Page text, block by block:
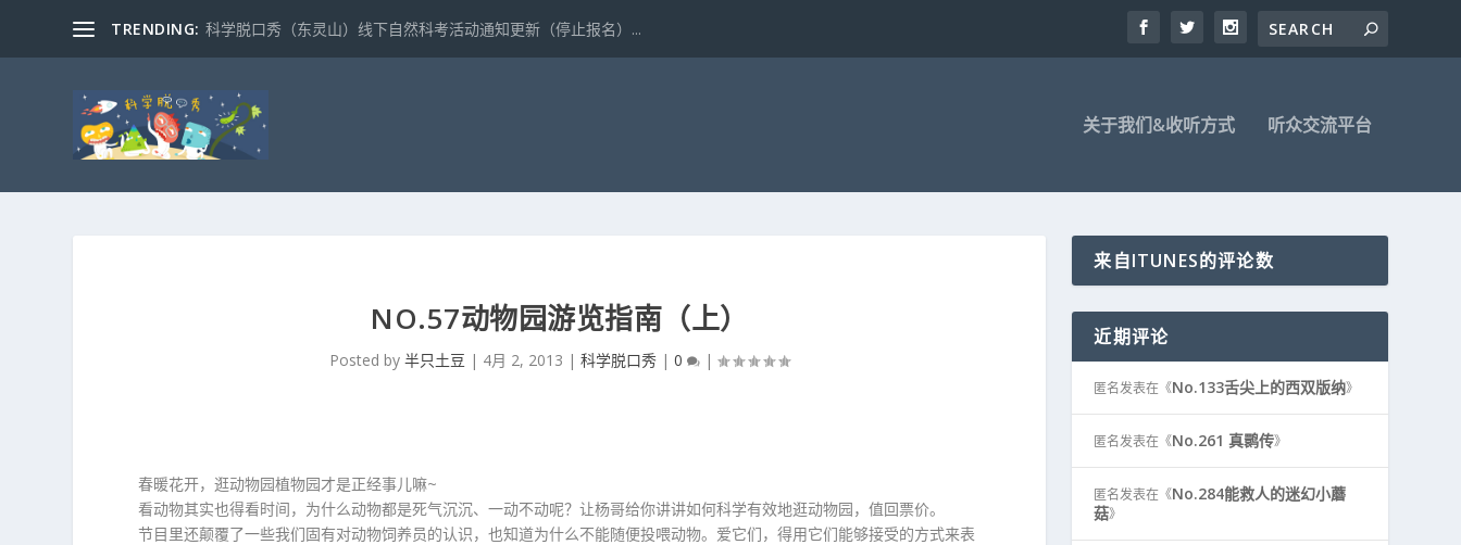
TRENDING: 科学脱口秀（东灵山）线下自然科考活动通知更新（停止报名）...
关于我们&收听方式 听众交流平台
NO.57动物园游览指南（上）
Posted by半只土豆 | 4月 2, 2013 |科学脱口秀 |0 |
春暖花开，逛动物园植物园才是正经事儿嘛~
看动物其实也得看时间，为什么动物都是死气沉沉、一动不动呢？让杨哥给你讲讲如何科学有效地逛动物园，值回票价。
节目里还颠覆了一些我们固有对动物饲养员的认识，也知道为什么不能随便投喂动物。爱它们，得用它们能够接受的方式来表
来自ITUNES的评论数
近期评论
匿名发表在《No.133舌尖上的西双版纳》
匿名发表在《No.261 真鹮传》
匿名发表在《No.284能救人的迷幻小蘑
菇》